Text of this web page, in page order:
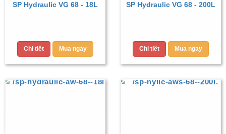
SP Hydraulic VG 68 - 18L
Chi tiết Mua ngay
SP Hydraulic VG 68 - 200L
Chi tiết Mua ngay